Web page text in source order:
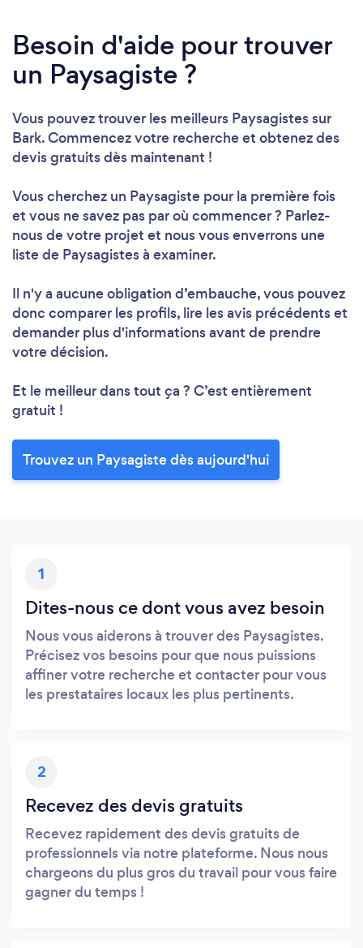
Besoin d'aide pour trouver
un Paysagiste ?
Vous pouvez trouver les meilleurs Paysagistes sur
Bark. Commencez votre recherche et obtenez des
devis gratuits dès maintenant !
Vous cherchez un Paysagiste pour la première fois
et vous ne savez pas par où commencer ? Parlez-
nous de votre projet et nous vous enverrons une
liste de Paysagistes à examiner.
Il n'y a aucune obligation d’embauche, vous pouvez
donc comparer les profils, lire les avis précédents et
demander plus d'informations avant de prendre
votre décision.
Et le meilleur dans tout ça ? C’est entièrement
gratuit !
Trouvez un Paysagiste dès aujourd'hui
1
Dites-nous ce dont vous avez besoin
Nous vous aiderons à trouver des Paysagistes.
Précisez vos besoins pour que nous puissions
affiner votre recherche et contacter pour vous
les prestataires locaux les plus pertinents.
2
Recevez des devis gratuits
Recevez rapidement des devis gratuits de
professionnels via notre plateforme. Nous nous
chargeons du plus gros du travail pour vous faire
gagner du temps !